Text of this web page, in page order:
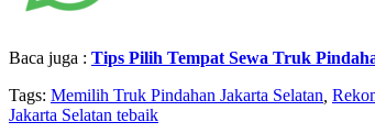
Baca juga : Tips Pilih Tempat Sewa Truk
Tags: Memilih Truk Pindahan Jakarta Selatan
Jakarta Selatan tebaik